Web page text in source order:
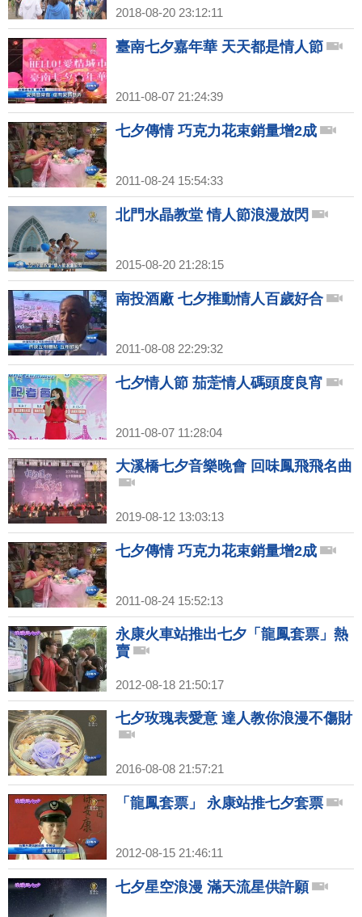
2018-08-20 23:12:11
臺南七夕嘉年華 天天都是情人節
2011-08-07 21:24:39
七夕傳情 巧克力花束銷量增2成
2011-08-24 15:54:33
北門水晶教堂 情人節浪漫放閃
2015-08-20 21:28:15
南投酒廠 七夕推動情人百歲好合
2011-08-08 22:29:32
七夕情人節 茄萣情人碼頭度良宵
2011-08-07 11:28:04
大溪橋七夕音樂晚會 回味鳳飛飛名曲
2019-08-12 13:03:13
七夕傳情 巧克力花束銷量增2成
2011-08-24 15:52:13
永康火車站推出七夕「龍鳳套票」熱
賣
2012-08-18 21:50:17
七夕玫瑰表愛意 達人教你浪漫不傷財
2016-08-08 21:57:21
「龍鳳套票」 永康站推七夕套票
2012-08-15 21:46:11
七夕星空浪漫 滿天流星供許願